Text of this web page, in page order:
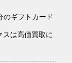
のギフトカード
は高価買取に